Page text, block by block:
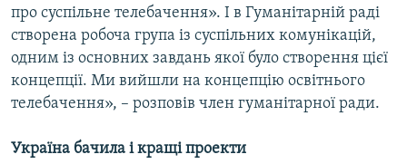
про суспільне телебачення». І в Гуманітарній раді
створена робоча група із суспільних комунікацій,
одним із основних завдань якої було створення цієї
концепції. Ми вийшли на концепцію освітнього
телебачення», – розповів член гуманітарної ради.
Україна бачила і кращі проекти